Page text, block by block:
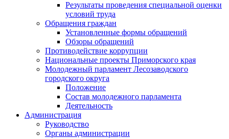
Результаты проведения специальной оценки
условий труда
Обращения граждан
Установленные формы обращений
Обзоры обращений
Противодействие коррупции
Национальные проекты Приморского края
Молодежный парламент Лесозаводского
городского округа
Положение
Состав молодежного парламента
Деятельность
Администрация
Руководство
Органы администрации